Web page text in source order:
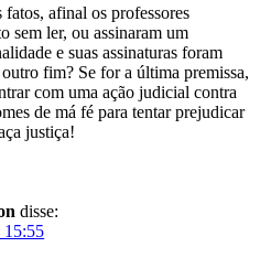
fatos, afinal os professores
sem ler, ou assinaram um
e suas assinaturas foram
fim? Se for a última premissa,
com uma ação judicial contra
de má fé para tentar prejudicar
justiça!
disse:
15:55